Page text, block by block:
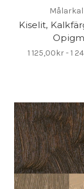
Kiselit,
Opigm
1 125,00kr - 1